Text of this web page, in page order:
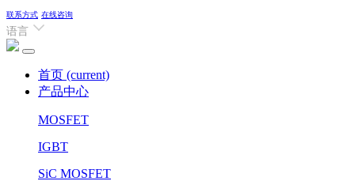
联系方式 在线咨询
语言
首页 (current)
产品中心
MOSFET
IGBT
SiC MOSFET